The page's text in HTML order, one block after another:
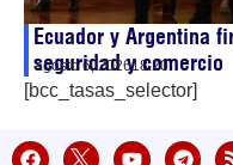
Ecuador y Argentina
seguridad y comercio
agosto 6, 202618:20
[bcc_tasas_selector]